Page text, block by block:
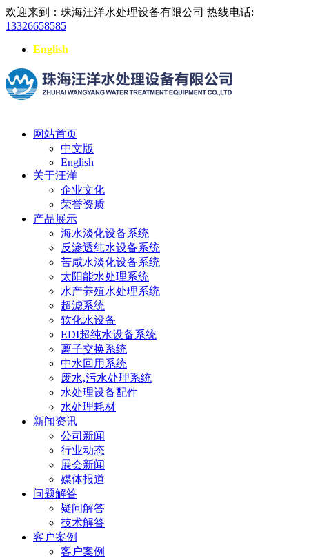
欢迎来到：珠海汪洋水处理设备有限公司 热线电话:
13326658585
English
网站首页
中文版
English
关于汪洋
企业文化
荣誉资质
产品展示
海水淡化设备系统
反渗透纯水设备系统
苦咸水淡化设备系统
太阳能水处理系统
水产养殖水处理系统
超滤系统
软化水设备
EDI超纯水设备系统
离子交换系统
中水回用系统
废水,污水处理系统
水处理设备配件
水处理耗材
新闻资讯
公司新闻
行业动态
展会新闻
媒体报道
问题解答
疑问解答
技术解答
客户案例
客户案例